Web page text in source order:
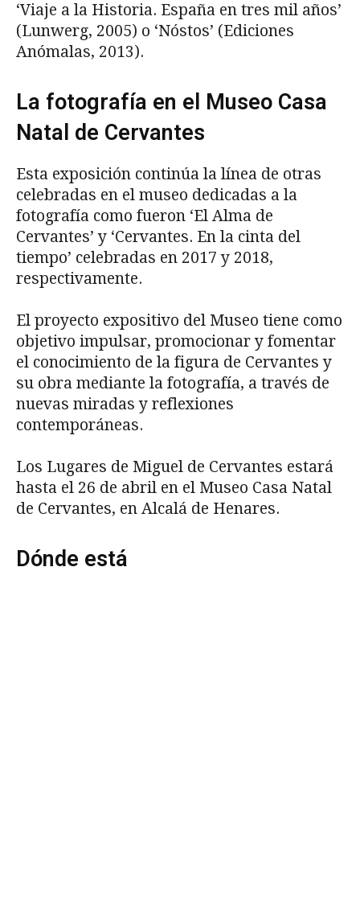
‘Viaje a la Historia. España en tres mil años’
(Lunwerg, 2005) o ‘Nóstos’ (Ediciones
Anómalas, 2013).
La fotografía en el Museo Casa
Natal de Cervantes
Esta exposición continúa la línea de otras
celebradas en el museo dedicadas a la
fotografía como fueron ‘El Alma de
Cervantes’ y ‘Cervantes. En la cinta del
tiempo’ celebradas en 2017 y 2018,
respectivamente.
El proyecto expositivo del Museo tiene como
objetivo impulsar, promocionar y fomentar
el conocimiento de la figura de Cervantes y
su obra mediante la fotografía, a través de
nuevas miradas y reflexiones
contemporáneas.
Los Lugares de Miguel de Cervantes estará
hasta el 26 de abril en el Museo Casa Natal
de Cervantes, en Alcalá de Henares.
Dónde está